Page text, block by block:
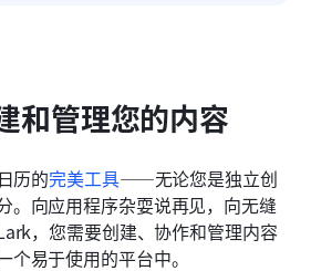
和管理您的内容
历的完美工具——无论您是独立创
。向应用程序杂耍说再见，向无缝
，您需要创建、协作和管理内容
易于使用的平台中。